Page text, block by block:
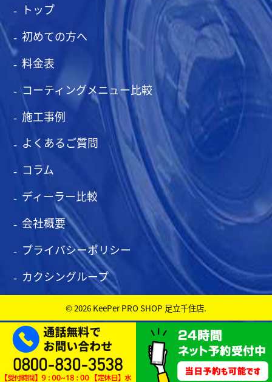
トップ
初めての方へ
料金表
コーティングメニュー比較
施工事例
よくあるご質問
コラム
ディーラー比較
会社概要
プライバシーポリシー
カクシングループ
© 2026 KeePer PRO SHOP 足立千住店.